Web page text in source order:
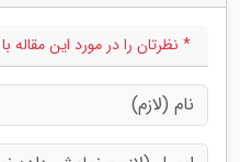
* نظرتان را در مورد این مقاله